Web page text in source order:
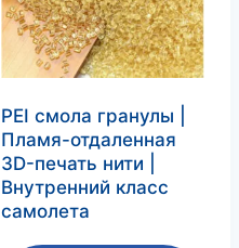
PEI смола гранулы |
Пламя-отдаленная
3D-печать нити |
Внутренний класс
самолета